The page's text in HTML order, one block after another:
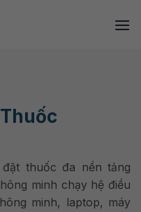
thuốc đa nền tảng
minh chạy hệ điều
minh, laptop, máy